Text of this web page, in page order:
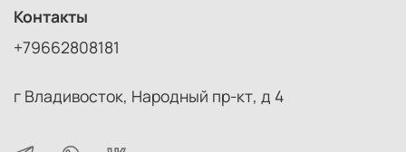
Контакты
+79662808181
г Владивосток, Народный пр-кт, д 4